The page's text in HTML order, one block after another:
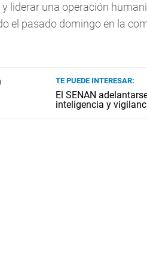
liderar una operación
el pasado domingo en la
TE PUEDE INTERESAR:
El SENAN
inteligencia y